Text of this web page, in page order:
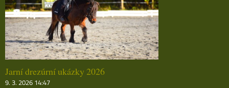
Jarní drezúrní ukázky 2026
9. 3. 2026 14:47